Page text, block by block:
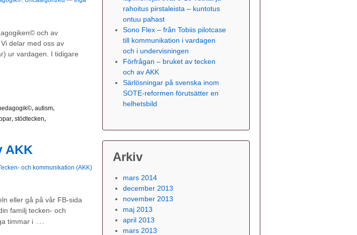
och av
delar med oss av
ur vardagen. I tidigare
, autism,
, stödtecken,
AKK
och kommunikation (AKK)
eller gå på vår FB-sida
familj tecken- och
timmar i …
rahoitus pirstaleista – kuntotus
ontuu pahast
Sono Flex – från Tobiis pilotcase
till kommunikation i vardagen
och i undervisningen
Förfrågan – bruket av tecken
och av AKK
Särlösningar på svenska inom
SOTE-reformen förutsätter en
helhetsbild
Arkiv
mars 2014
december 2013
november 2013
maj 2013
april 2013
mars 2013